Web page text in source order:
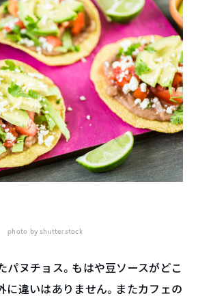
photo by shutterstock
パヌチョス。もはや豆ソースがどこ
に違いはありません。またカフェの